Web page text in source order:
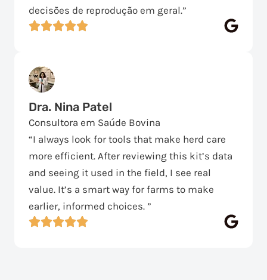
decisões de reprodução em geral.”
Dra. Nina Patel
Consultora em Saúde Bovina
“I always look for tools that make herd care
more efficient. After reviewing this kit’s data
and seeing it used in the field, I see real
value. It’s a smart way for farms to make
earlier, informed choices. ”